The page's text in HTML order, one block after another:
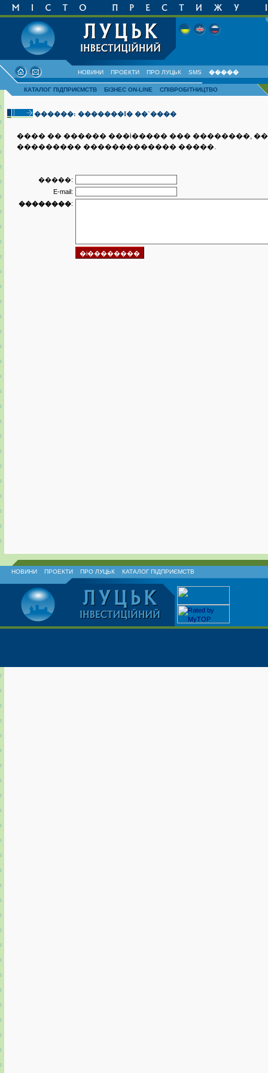
НОВИНИ ПРОЕКТИ ПРО ЛУЦЬК SMS �����
КАТАЛОГ ПІДПРИЄМСТВ БІЗНЕС ON-LINE СПІВРОБІТНИЦТВО
������: �������I� ��`����
���� �� ������ ���i����� ��� ��������,
��������� ������������� �����.
�����:
E-mail:
��������:
НОВИНИ ПРОЕКТИ ПРО ЛУЦЬК КАТАЛОГ ПІДПРИЄМСТВ